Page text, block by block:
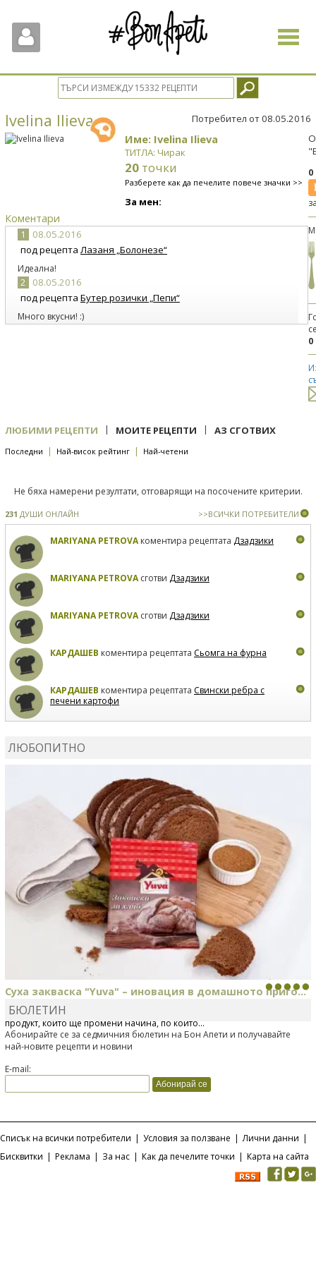
Toggle
Ivelina Ilieva Потребител от 08.05.2016
Име: Ivelina Ilieva
ТИТЛА: Чирак
20 точки
Разберете как да печелите повече значки >>
За мен:
Коментари
1
08.05.2016
под рецепта Лазаня „Болонезе“
Идеална!
2
08.05.2016
под рецепта Бутер розички „Пепи“
Много вкусни! :)
0
ЛЮБИМИ РЕЦЕПТИ | МОИТЕ РЕЦЕПТИ | АЗ СГОТВИХ
Последни | Най-висок рейтинг | Най-четени
Не бяха намерени резултати, отговарящи на посочените критерии.
231 ДУШИ ОНЛАЙН >>ВСИЧКИ ПОТРЕБИТЕЛИ
MARIYANA PETROVAкоментира рецептата Дзадзики
MARIYANA PETROVAсготви Дзадзики
MARIYANA PETROVAсготви Дзадзики
КАРДАШЕВ коментира рецептата Сьомга на фурна
КАРДАШЕВ коментира рецептата Свински ребра с
печени картофи
ЛЮБОПИТНО
Суха закваска "Yuva" – иновация в домашното приго...
Отскоро Лесафр България стартира предлагането на изцяло нов
продукт, който ще промени начина, по който...
БЮЛЕТИН
Абонирайте се за седмичния бюлетин на Бон Апети и получавайте
най-новите рецепти и новини
E-mail:
Списък на всички потребители | Условия за ползване | Лични данни |
Бисквитки | Реклама | За нас | Как да печелите точки | Карта на сайта